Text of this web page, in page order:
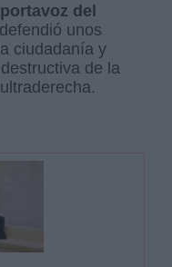
del
unos
ciudadanía y
de la